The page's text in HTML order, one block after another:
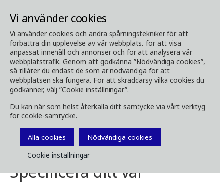
Vi använder cookies
Vi använder cookies och andra spårningstekniker för att
förbättra din upplevelse av vår webbplats, för att visa
anpassat innehåll och annonser och för att analysera vår
webbplatstrafik. Genom att godkänna ”Nödvändiga cookies”,
så tillåter du endast de som är nödvändiga för att
webbplatsen ska fungera. För att skräddarsy vilka cookies du
godkänner, välj ”Cookie inställningar”.
Du kan när som helst återkalla ditt samtycke via vårt verktyg
för cookie-samtycke.
Alla cookies
Nödvändiga cookies
Cookie inställningar
Media Ladda ner media
Ladda ner media
Här kan du ladda ner broschyrer, bilder, videor,
kundtidningar och annan media. Filtrera på
typ eller kategori i menyerna nedan.
Specificera ditt val